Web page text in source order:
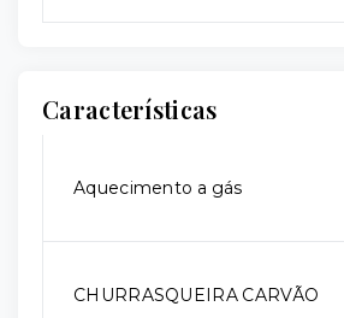
Características
Aquecimento a gás
CHURRASQUEIRA CARVÃO